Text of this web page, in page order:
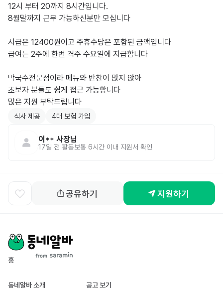
12시 부터 20까지 8시간입니다.
8월말까지 근무 가능하신분만 모십니다
시급은 12400원이고 주휴수당은 포함된 금액입니다
급여는 2주에 한번 격주 수요일에 지급합니다
막국수전문점이라 메뉴와 반찬이 많지 않아
초보자 분들도 쉽게 접근 가능합니다
많은 지원 부탁드립니다
식사 제공 4대 보험 가입
이** 사장님
17일 전 활동보통 6시간 이내 지원서 확인
공유하기 지원하기
홈
동네알바 소개 공고 보기